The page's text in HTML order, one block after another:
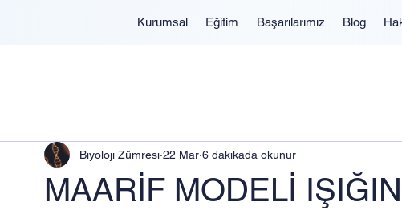
Kurumsal Eğitim Başarılarımız Blog
MAARİF MODELİ
Biyoloji Zümresi 22 Mar 6 dakikada okunur